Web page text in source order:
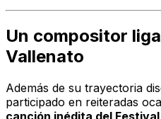
Un compositor
Vallenato
Además de su trayectoria
participado en reiteradas
canción inédita del